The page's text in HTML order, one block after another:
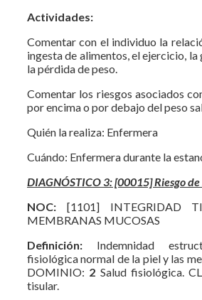
Actividades:
Comentar con el individuo la
ingesta de alimentos, el ejercicio, la
la pérdida de peso.
Comentar los riesgos asociados
por encima o por debajo del peso
Quién la realiza: Enfermera
Cuándo: Enfermera durante la
DIAGNÓSTICO 3: [00015] Riesgo
NOC: [1101] INTEGRIDAD
MEMBRANAS MUCOSAS
Definición: Indemnidad
fisiológica normal de la piel y las
DOMINIO: 2 Salud fisiológica.
tisular.